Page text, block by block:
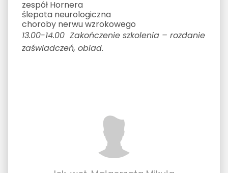
zespół Hornera
ślepota neurologiczna
choroby nerwu wzrokowego
13.00-14.00 Zakończenie szkolenia – rozdanie
zaświadczeń, obiad.